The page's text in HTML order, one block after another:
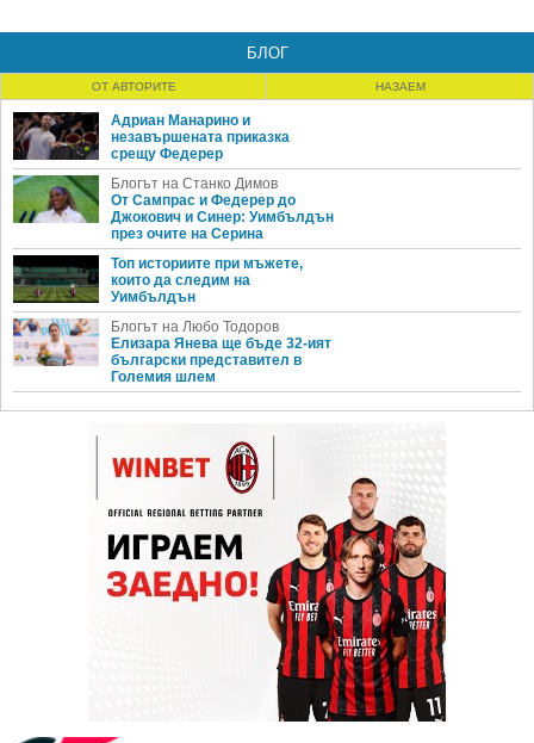
БЛОГ
ОТ АВТОРИТЕ НАЗАЕМ
Адриан Манарино и
незавършената приказка
срещу Федерер
Блогът на Станко Димов
От Сампрас и Федерер до
Джокович и Синер: Уимбълдън
през очите на Серина
Топ историите при мъжете,
които да следим на
Уимбълдън
Блогът на Любо Тодоров
Елизара Янева ще бъде 32-ият
български представител в
Големия шлем